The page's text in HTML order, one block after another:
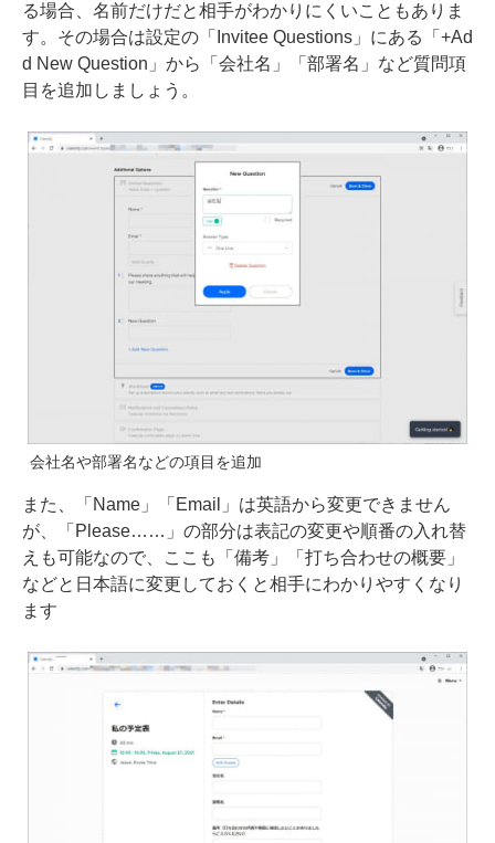
る場合、名前だけだと相手がわかりにくいこともありま
す。その場合は設定の「Invitee Questions」にある「+Ad
d New Question」から「会社名」「部署名」など質問項
目を追加しましょう。
会社名や部署名などの項目を追加
また、「Name」「Email」は英語から変更できません
が、「Please……」の部分は表記の変更や順番の入れ替
えも可能なので、ここも「備考」「打ち合わせの概要」
などと日本語に変更しておくと相手にわかりやすくなり
ます